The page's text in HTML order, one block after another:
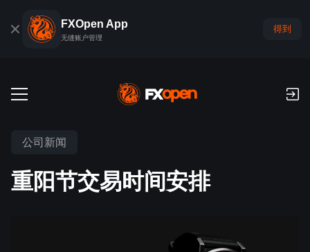
FXOpen App
无缝账户管理
得到
外汇模拟账户
佣金和库存费
外汇
公司新闻
重阳节交易时间安排